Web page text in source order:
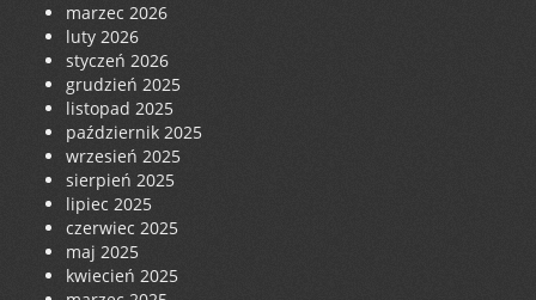
marzec 2026
luty 2026
styczeń 2026
grudzień 2025
listopad 2025
październik 2025
wrzesień 2025
sierpień 2025
lipiec 2025
czerwiec 2025
maj 2025
kwiecień 2025